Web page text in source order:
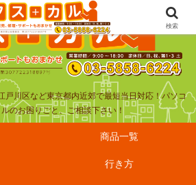
戸川区など東京都内近郊で最短当日対応！パソコ
のお困りごと、ご相談下さい！
商品一覧
行き方
検索